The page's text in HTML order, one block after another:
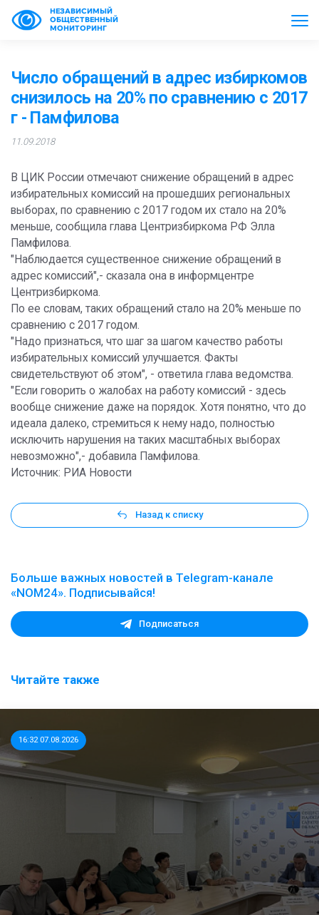
НЕЗАВИСИМЫЙ
ОБЩЕСТВЕННЫЙ
МОНИТОРИНГ
Число обращений в адрес избиркомов
снизилось на 20% по сравнению с 2017
г - Памфилова
11.09.2018
В ЦИК России отмечают снижение обращений в адрес
избирательных комиссий на прошедших региональных
выборах, по сравнению с 2017 годом их стало на 20%
меньше, сообщила глава Центризбиркома РФ Элла
Памфилова.
"Наблюдается существенное снижение обращений в
адрес комиссий",- сказала она в информцентре
Центризбиркома.
По ее словам, таких обращений стало на 20% меньше по
сравнению с 2017 годом.
"Надо признаться, что шаг за шагом качество работы
избирательных комиссий улучшается. Факты
свидетельствуют об этом", - ответила глава ведомства.
"Если говорить о жалобах на работу комиссий - здесь
вообще снижение даже на порядок. Хотя понятно, что до
идеала далеко, стремиться к нему надо, полностью
исключить нарушения на таких масштабных выборах
невозможно",- добавила Памфилова.
Источник: РИА Новости
Назад к списку
Больше важных новостей в Telegram-канале
«NOM24». Подписывайся!
Подписаться
Читайте также
16:32 07.08.2026